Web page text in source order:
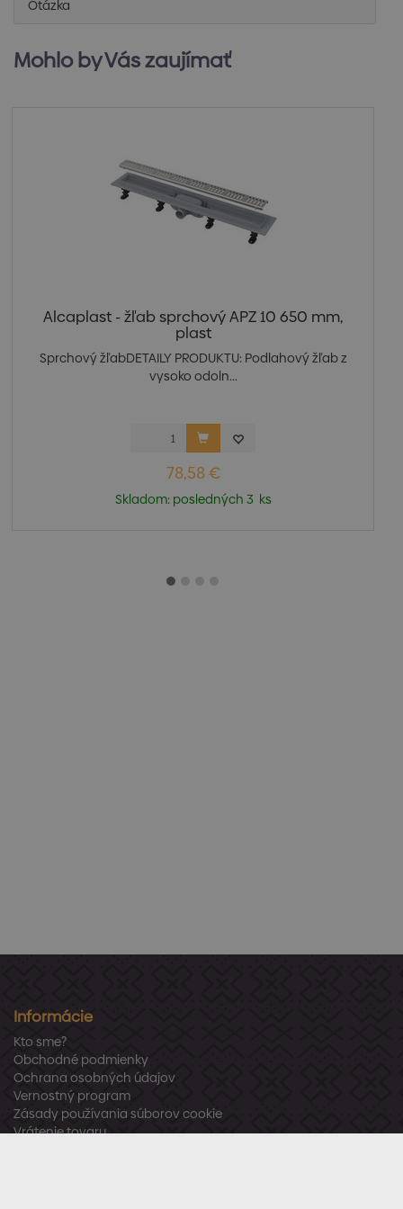
Otázka
Mohlo by Vás zaujímať
Alcaplast - žľab sprchový APZ 10 650 mm,
plast
Sprchový žľabDETAILY PRODUKTU: Podlahový žľab z
vysoko odoln...
78,58 €
Skladom: posledných 3 ks
Informácie
Kto sme?
Obchodné podmienky
Ochrana osobných údajov
Vernostný program
Zásady používania súborov cookie
Vrátenie tovaru